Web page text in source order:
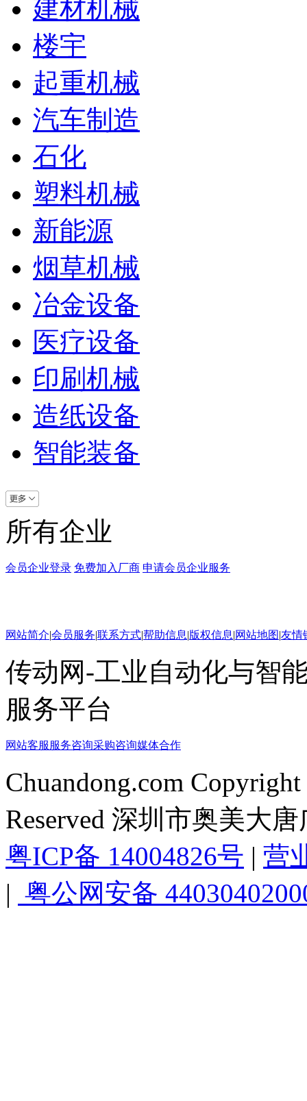
建材机械
楼宇
起重机械
汽车制造
石化
塑料机械
新能源
烟草机械
冶金设备
医疗设备
印刷机械
造纸设备
智能装备
所有企业
会员企业登录 免费加入厂商 申请会员企业服务
网站简介|会员服务|联系方式|帮助信息|版权信息|网站地图|友情
传动网-工业自动化与智
服务平台
网站客服 服务咨询采购咨询媒体合作
Chuandong.com
Reserved 深圳市奥美大
粤ICP备 14004826号 | 营
| 粤公网安备